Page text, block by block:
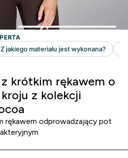
krótkim rękawem o
z kolekcji
rękawem odprowadzający pot